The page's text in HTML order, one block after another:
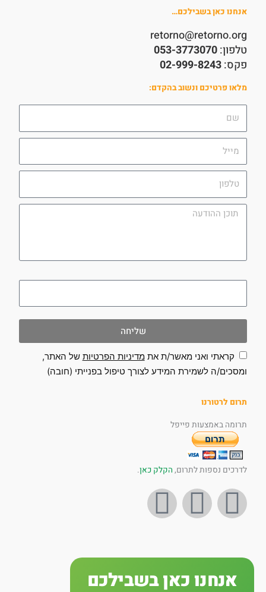
אנחנו כאן בשבילכם…
retorno@retorno.org
טלפון:053-3773070
פקס:02-999-8243
מלאו פרטיכם ונשוב בהקדם:
שליחה
קראתי ואני מאשר/ת אתמדיניות הפרטיותשל האתר,
ומסכים/ה לשמירת המידע לצורך טיפול בפנייתי (חובה)
תרום לרטורנו
תרומה באמצעות פייפל
לדרכים נספות לתרום,הקלק כאן.
F
c
Y
u
I
s
אנחנו כאן בשבילכם